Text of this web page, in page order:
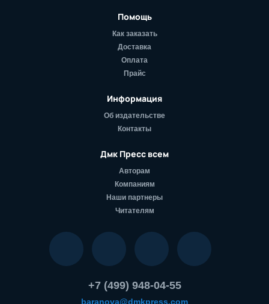
Помощь
Как заказать
Доставка
Оплата
Прайс
Информация
Об издательстве
Контакты
Дмк Пресс всем
Авторам
Компаниям
Наши партнеры
Читателям
+7 (499) 948-04-55
baranova@dmkpress.com